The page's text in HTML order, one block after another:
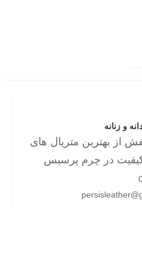
و زنانه
از بهترین متریال های
کیفیت در چرم پرسیس